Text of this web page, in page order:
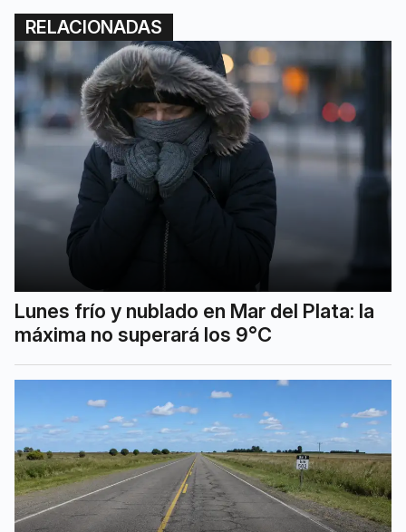
RELACIONADAS
Lunes frío y nublado en Mar del Plata: la
máxima no superará los 9°C